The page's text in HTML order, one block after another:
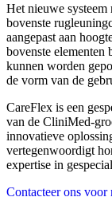
Het nieuwe
bovenste
aangepast aan
bovenste elementen
kunnen worden
de vorm van de
CareFlex is een
van de CliniMed-
innovatieve
vertegenwoordigt
expertise in
Contacteer ons